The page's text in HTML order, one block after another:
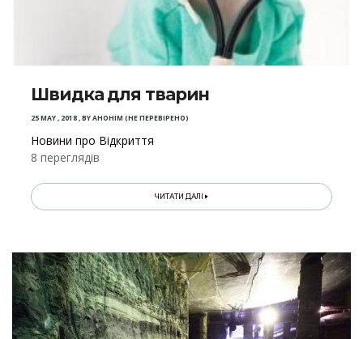
Швидка для тварин
25 MAY , 2018,BYАНОНІМ (НЕ ПЕРЕВІРЕНО)
Новини про Відкриття
8 переглядів
ЧИТАТИ ДАЛІ